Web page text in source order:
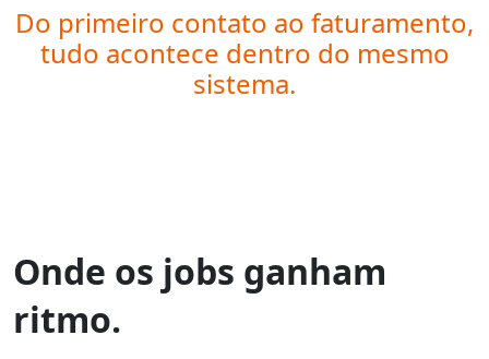
Do primeiro contato ao faturamento,
tudo acontece dentro do mesmo
sistema.
Onde os jobs ganham
ritmo.